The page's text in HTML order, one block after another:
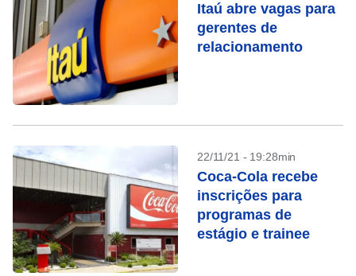
Itaú abre vagas para
gerentes de
relacionamento
22/11/21 - 19:28min
Coca-Cola recebe
inscrições para
programas de
estágio e trainee